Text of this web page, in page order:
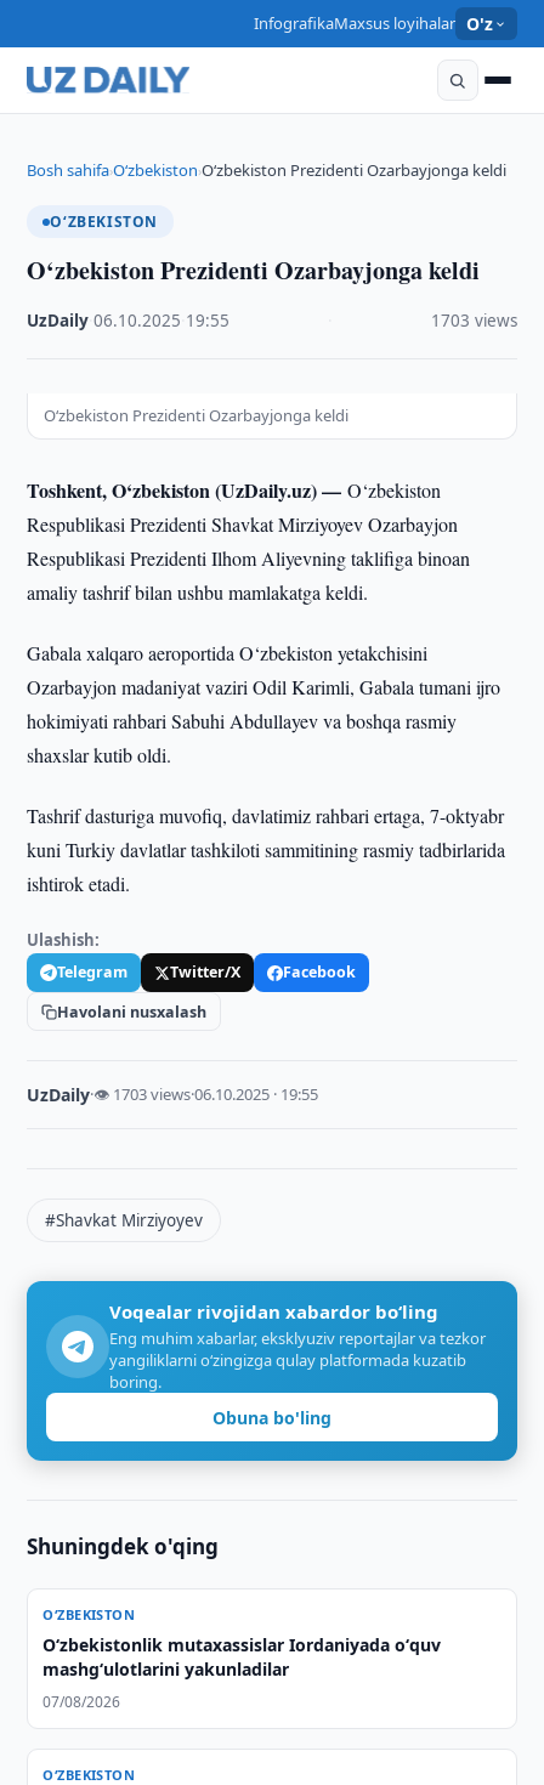
InfografikaMaxsus loyihalar O'z
Bosh sahifa›O‘zbekiston›O‘zbekiston Prezidenti Ozarbayjonga keldi
O‘ZBEKISTON
O‘zbekiston Prezidenti Ozarbayjonga keldi
UzDaily ·06.10.2025 19:55 1703 views
O‘zbekiston Prezidenti Ozarbayjonga keldi
Toshkent, O‘zbekiston (UzDaily.uz) —O‘zbekiston
Respublikasi Prezidenti Shavkat Mirziyoyev Ozarbayjon
Respublikasi Prezidenti Ilhom Aliyevning taklifiga binoan
amaliy tashrif bilan ushbu mamlakatga keldi.
Gabala xalqaro aeroportida O‘zbekiston yetakchisini
Ozarbayjon madaniyat vaziri Odil Karimli, Gabala tumani ijro
hokimiyati rahbari Sabuhi Abdullayev va boshqa rasmiy
shaxslar kutib oldi.
Tashrif dasturiga muvofiq, davlatimiz rahbari ertaga, 7-oktyabr
kuni Turkiy davlatlar tashkiloti sammitining rasmiy tadbirlarida
ishtirok etadi.
Ulashish:
Telegram Twitter/X
Facebook
Havolani nusxalash
UzDaily·👁 1703 views·06.10.2025 · 19:55
#Shavkat Mirziyoyev
Voqealar rivojidan xabardor bo‘ling
Eng muhim xabarlar, eksklyuziv reportajlar va tezkor
yangiliklarni o‘zingizga qulay platformada kuzatib
boring.
Obuna bo'ling
Shuningdek o'qing
O‘ZBEKISTON
Oʻzbekistonlik mutaxassislar Iordaniyada oʻquv
mashgʻulotlarini yakunladilar
07/08/2026
O‘ZBEKISTON